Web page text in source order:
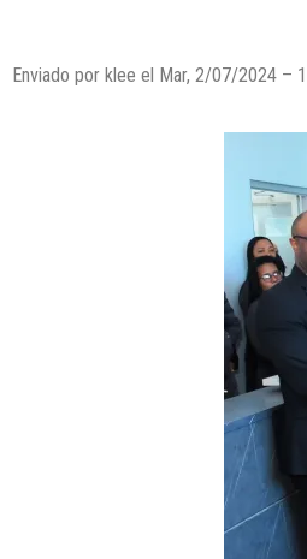
Enviado por klee el Mar, 2/07/2024 –